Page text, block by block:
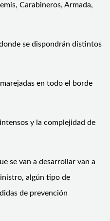
Carabineros, Armada,
se dispondrán distintos
en todo el borde
y la complejidad de
se van a desarrollar van a
algún tipo de
de prevención